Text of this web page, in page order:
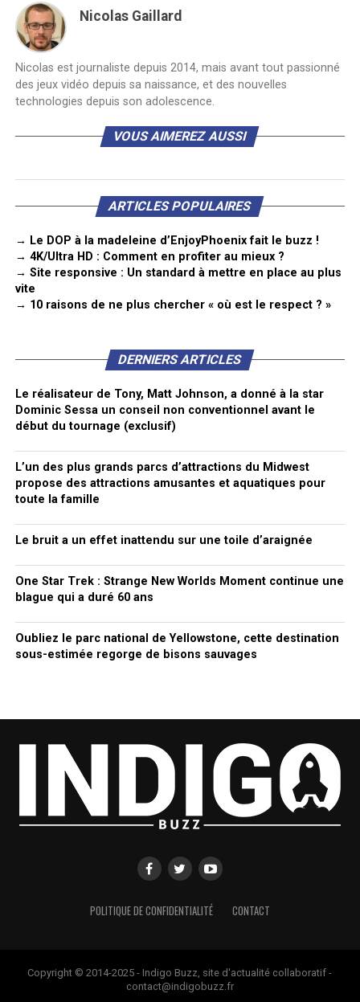
Nicolas Gaillard
Nicolas est journaliste depuis 2014, mais avant tout passionné
des jeux vidéo depuis sa naissance, et des nouvelles
technologies depuis son adolescence.
VOUS AIMEREZ AUSSI
ARTICLES POPULAIRES
→ Le DOP à la madeleine d’EnjoyPhoenix fait le buzz !
→ 4K/Ultra HD : Comment en profiter au mieux ?
→ Site responsive : Un standard à mettre en place au plus
vite
→ 10 raisons de ne plus chercher « où est le respect ? »
DERNIERS ARTICLES
Le réalisateur de Tony, Matt Johnson, a donné à la star
Dominic Sessa un conseil non conventionnel avant le
début du tournage (exclusif)
L’un des plus grands parcs d’attractions du Midwest
propose des attractions amusantes et aquatiques pour
toute la famille
Le bruit a un effet inattendu sur une toile d’araignée
One Star Trek : Strange New Worlds Moment continue une
blague qui a duré 60 ans
Oubliez le parc national de Yellowstone, cette destination
sous-estimée regorge de bisons sauvages
POLITIQUE DE CONFIDENTIALITÉ CONTACT
Copyright © 2014-2025 - Indigo Buzz, site d'actualité collaboratif -
contact@indigobuzz.fr